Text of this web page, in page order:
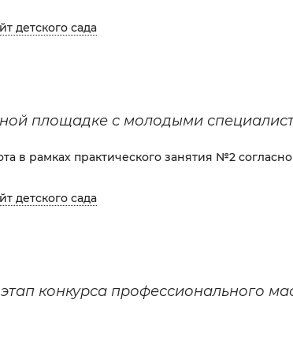
детского сада
площадке с молодыми
в рамках практического занятия №2
детского сада
конкурса профессионального